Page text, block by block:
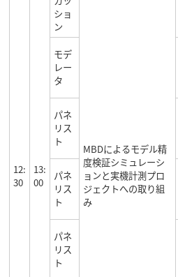
12:
30
13:
00
ショ
ン
MBDによるモデル精
度検証シミュレーシ
ョンと実機計測プロ
ジェクトへの取り組
み
モデ
レー
タ
パネ
リス
ト
パネ
リス
ト
パネ
リス
ト